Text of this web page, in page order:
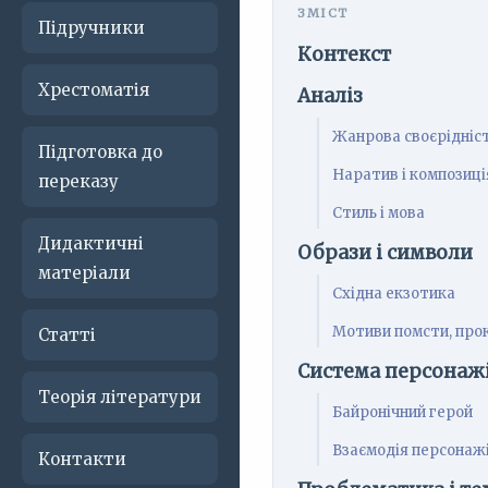
Підручники
Хрестоматія
Підготовка до
переказу
Дидактичні
матеріали
Статті
Теорія літератури
Контакти
Контекст
Аналіз
Жанрова
Наратив і
Стиль і мова
Образи і символи
Східна екзотика
Мотиви помсти,
Система
Байронічний герой
Взаємодія